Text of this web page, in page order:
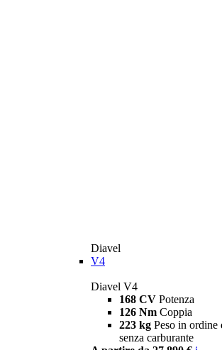
Diavel
V4
Diavel V4
168 CV Potenza
126 Nm Coppia
223 kg Peso in ordine
senza carburante